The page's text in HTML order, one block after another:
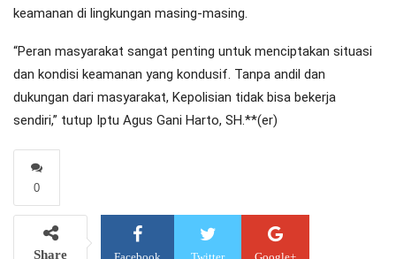
keamanan di lingkungan masing-masing.
“Peran masyarakat sangat penting untuk menciptakan situasi
dan kondisi keamanan yang kondusif. Tanpa andil dan
dukungan dari masyarakat, Kepolisian tidak bisa bekerja
sendiri,” tutup Iptu Agus Gani Harto, SH.**(er)
0
Share